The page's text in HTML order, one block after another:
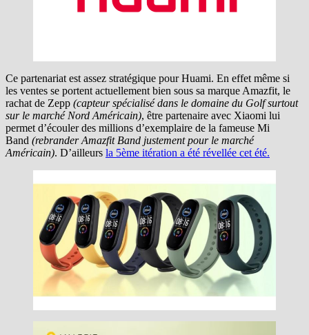
Ce partenariat est assez stratégique pour Huami. En effet même si
les ventes se portent actuellement bien sous sa marque Amazfit, le
rachat de Zepp (capteur spécialisé dans le domaine du Golf surtout
sur le marché Nord Américain), être partenaire avec Xiaomi lui
permet d’écouler des millions d’exemplaire de la fameuse Mi
Band (rebrander Amazfit Band justement pour le marché
Américain). D’ailleurs la 5ème itération a été révellée cet été.